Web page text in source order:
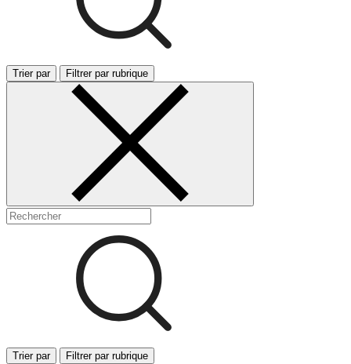
Trier par Filtrer par rubrique
Trier par Filtrer par rubrique